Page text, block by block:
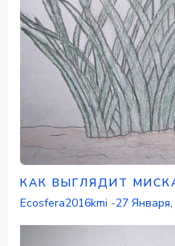
КАК ВЫГЛЯДИТ
Ecosfera2016kmi -27